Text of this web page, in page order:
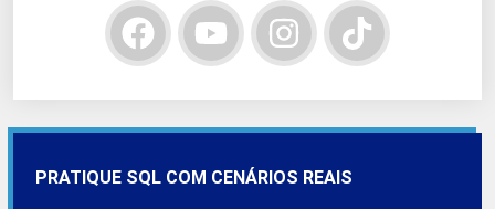
PRATIQUE SQL COM CENÁRIOS REAIS